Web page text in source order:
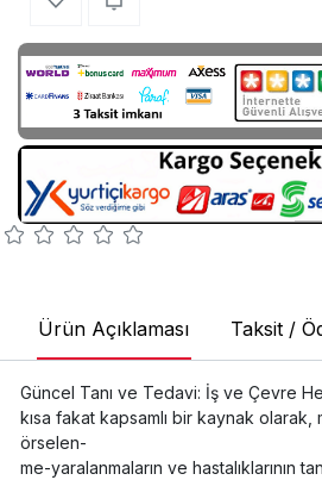
Ürün Açıklaması Taksit /
Güncel Tanı ve Tedavi: İş ve Çevre
kısa fakat kapsamlı bir kaynak
örselen-
me-yaralanmaların ve hastalıklarının